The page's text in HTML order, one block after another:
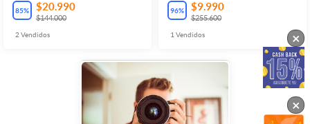
85% $20.990
$144.000
2 Vendidos
96% $9.990
$255.600
1 Vendidos ×
×